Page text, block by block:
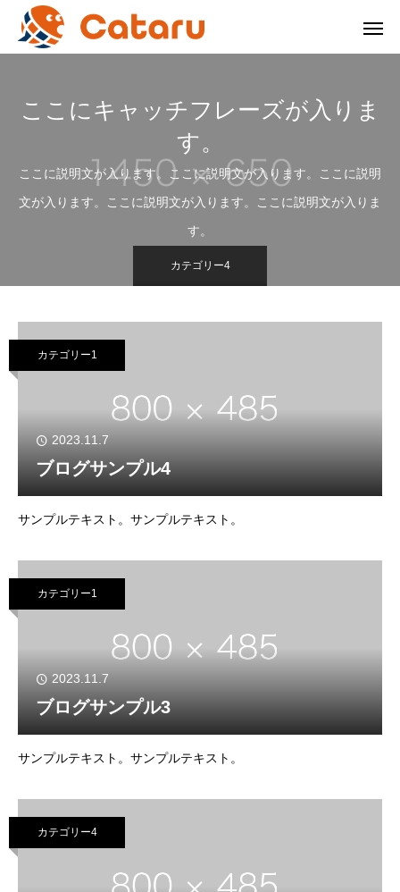
ここにキャッチフレーズが入りま
す。
ここに説明文が入ります。ここに説明文が入ります。ここに説明
文が入ります。ここに説明文が入ります。ここに説明文が入りま
す。
カテゴリー4
カテゴリー1
2023.11.7
ブログサンプル4
サンプルテキスト。サンプルテキスト。
カテゴリー1
2023.11.7
ブログサンプル3
サンプルテキスト。サンプルテキスト。
カテゴリー4